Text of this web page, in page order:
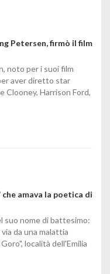
Petersen, firmò il film
noto per i suoi film
aver diretto star
Clooney, Harrison Ford,
amava la poetica di
suo nome di battesimo:
da una malattia
località dell'Emilia